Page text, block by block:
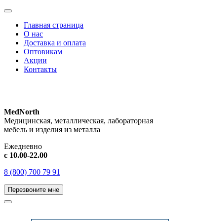
Главная страница
О нас
Доставка и оплата
Оптовикам
Акции
Контакты
MedNorth
Медицинская, металлическая, лабораторная
мебель и изделия из металла
Ежедневно
с 10.00-22.00
8 (800) 700 79 91
Перезвоните мне